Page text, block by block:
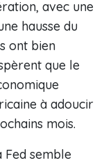
avec une
hausse du
ont bien
que le
à adoucir
mois.
Fed semble